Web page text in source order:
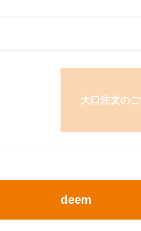
大口注文の
deem